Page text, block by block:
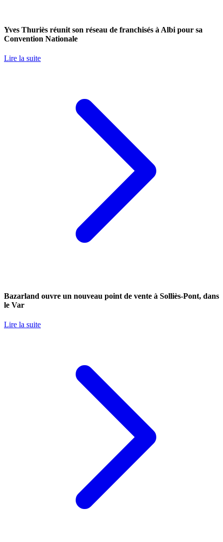
Yves Thuriès réunit son réseau de franchisés à Albi pour sa
Convention Nationale
Lire la suite
Bazarland ouvre un nouveau point de vente à Solliès-Pont, dans
le Var
Lire la suite